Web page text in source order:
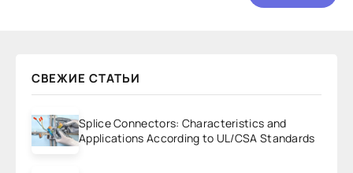
СВЕЖИЕ СТАТЬИ
Splice Connectors: Characteristics and
Applications According to UL/CSA Standards